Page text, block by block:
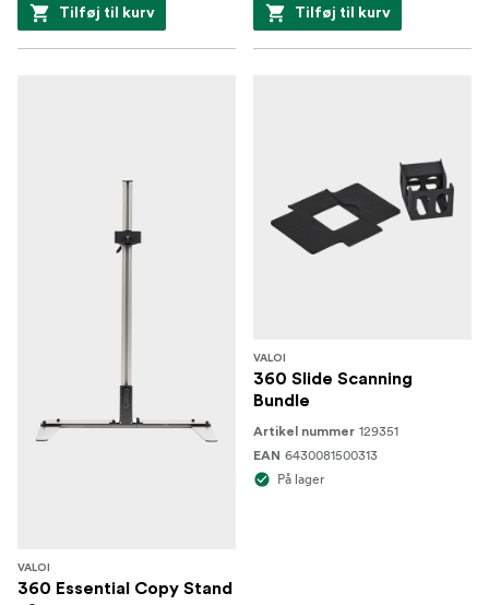
Tilføj til kurv Tilføj til kurv
VALOI
360 Essential Copy Stand
VALOI
360 Slide Scanning
Bundle
Artikel nummer 129351
EAN 6430081500313
På lager